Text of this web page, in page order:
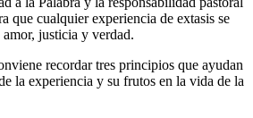
que cualquier experiencia de extasis se
justicia y verdad.
recordar tres principios que ayudan
la experiencia y su frutos en la vida de la